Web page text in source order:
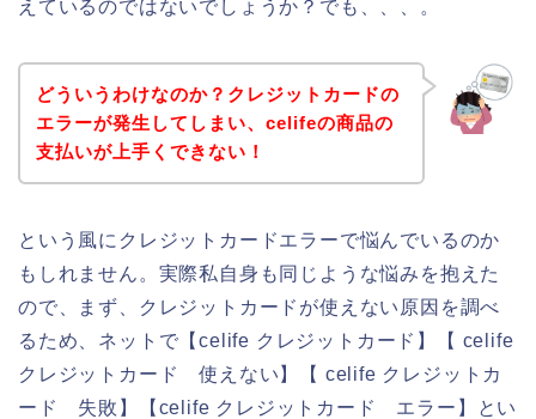
えているのではないでしょうか？でも、、、。
どういうわけなのか？クレジットカードの
エラーが発生してしまい、celifeの商品の
支払いが上手くできない！
という風にクレジットカードエラーで悩んでいるのか
もしれません。実際私自身も同じような悩みを抱えた
ので、まず、クレジットカードが使えない原因を調べ
るため、ネットで【celife クレジットカード】【 celife
クレジットカード 使えない】【 celife クレジットカ
ード 失敗】【celife クレジットカード エラー】とい